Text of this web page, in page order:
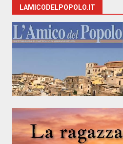
LAMICODELPOPOLO.IT